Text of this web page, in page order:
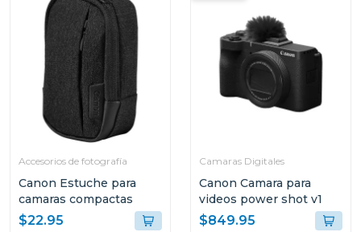
Accesorios de fotografía
Canon Estuche para
camaras compactas
$22.95
Camaras Digitales
Canon Camara para
videos power shot v1
$849.95